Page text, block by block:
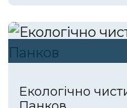
Екологічно